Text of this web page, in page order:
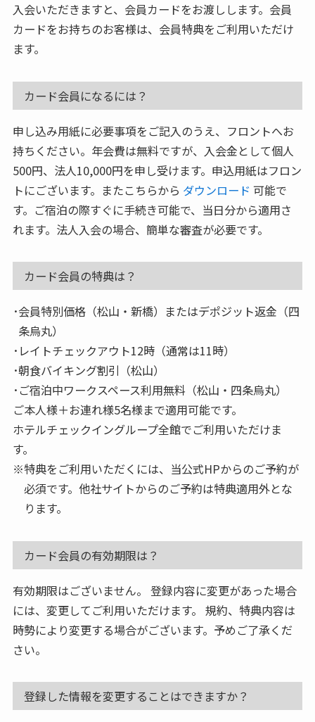
入会いただきますと、会員カードをお渡しします。会員
カードをお持ちのお客様は、会員特典をご利用いただけ
ます。
カード会員になるには？
申し込み用紙に必要事項をご記入のうえ、フロントへお
持ちください。年会費は無料ですが、入会金として個人
500円、法人10,000円を申し受けます。申込用紙はフロン
トにございます。またこちらから ダウンロード 可能で
す。ご宿泊の際すぐに手続き可能で、当日分から適用さ
れます。法人入会の場合、簡単な審査が必要です。
カード会員の特典は？
会員特別価格（松山・新橋）またはデポジット返金（四
条烏丸）
レイトチェックアウト12時（通常は11時）
朝食バイキング割引（松山）
ご宿泊中ワークスペース利用無料（松山・四条烏丸）
ご本人様＋お連れ様5名様まで適用可能です。
ホテルチェックイングループ全館でご利用いただけま
す。
特典をご利用いただくには、当公式HPからのご予約が
必須です。他社サイトからのご予約は特典適用外とな
ります。
カード会員の有効期限は？
有効期限はございません。 登録内容に変更があった場合
には、変更してご利用いただけます。 規約、特典内容は
時勢により変更する場合がございます。予めご了承くだ
さい。
登録した情報を変更することはできますか？